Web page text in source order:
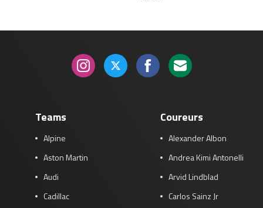
Teams
Alpine
Aston Martin
Audi
Cadillac
Coureurs
Alexander Albon
Andrea Kimi Antonelli
Arvid Lindblad
Carlos Sainz Jr